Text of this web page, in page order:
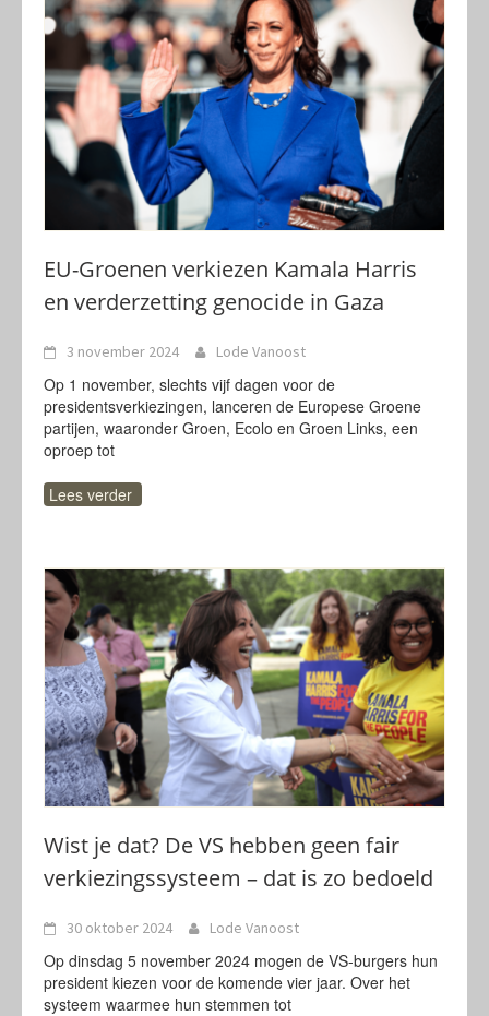
EU-Groenen verkiezen Kamala Harris
en verderzetting genocide in Gaza
3 november 2024 Lode Vanoost
Op 1 november, slechts vijf dagen voor de
presidentsverkiezingen, lanceren de Europese Groene
partijen, waaronder Groen, Ecolo en Groen Links, een
oproep tot
Lees verder
Wist je dat? De VS hebben geen fair
verkiezingssysteem – dat is zo bedoeld
30 oktober 2024 Lode Vanoost
Op dinsdag 5 november 2024 mogen de VS-burgers hun
president kiezen voor de komende vier jaar. Over het
systeem waarmee hun stemmen tot